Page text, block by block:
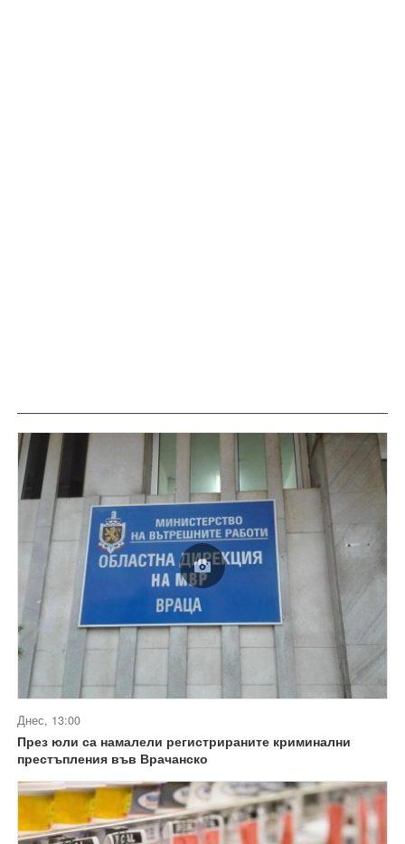
Днес, 13:00
През юли са намалели регистрираните криминални
престъпления във Врачанско